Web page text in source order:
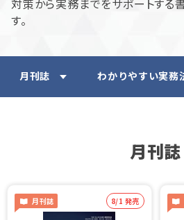
対策から実務までをサポートする
す。
月刊誌 わかりやすい実務
月刊誌
月刊誌 8/1 発売